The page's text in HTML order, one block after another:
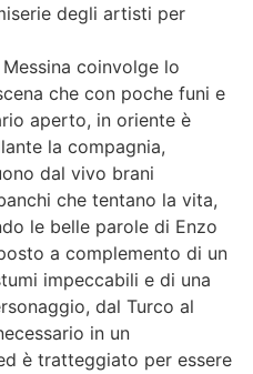
degli artisti per
coinvolge lo
che con poche funi e
aperto, in oriente è
la compagnia,
dal vivo brani
che tentano la vita,
le belle parole di Enzo
a complemento di un
impeccabili e di una
dal Turco al
in un
è tratteggiato per essere